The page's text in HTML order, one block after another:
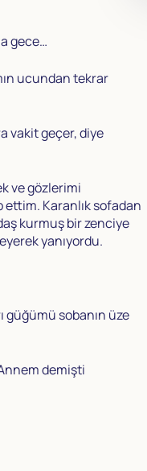
gece…
ucundan tekrar
vakit geçer, diye
ve gözlerimi
Karanlık sofadan
kurmuş bir zenciye
yanıyordu.
sobanın üze
demişti